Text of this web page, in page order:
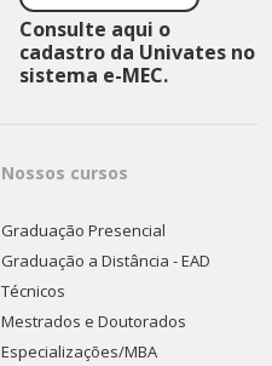
Consulte aqui o
cadastro da Univates no
sistema e-MEC.
Nossos cursos
Graduação Presencial
Graduação a Distância - EAD
Técnicos
Mestrados e Doutorados
Especializações/MBA